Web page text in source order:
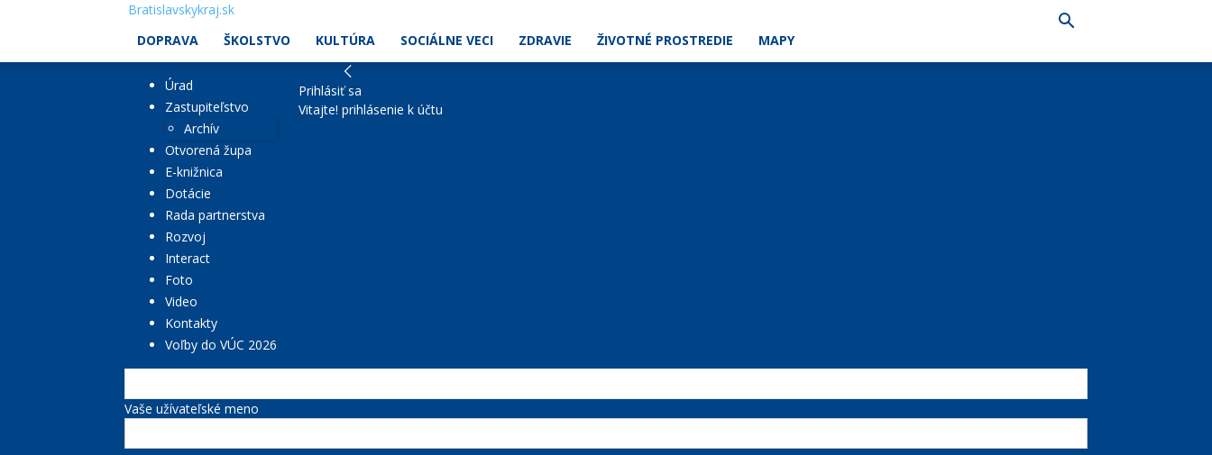
Bratislavskykraj.sk
DOPRAVA
ŠKOLSTVO KULTÚRA SOCIÁLNE VECI ZDRAVIE ŽIVOTNÉ PROSTREDIE MAPY
Úrad
Zastupiteľstvo
Archív
Otvorená župa
E-knižnica
Dotácie
Rada partnerstva
Rozvoj
Interact
Foto
Video
Kontakty
Voľby do VÚC 2026
Prihlásiť sa
Vitajte! prihlásenie k účtu
Vaše užívateľské meno